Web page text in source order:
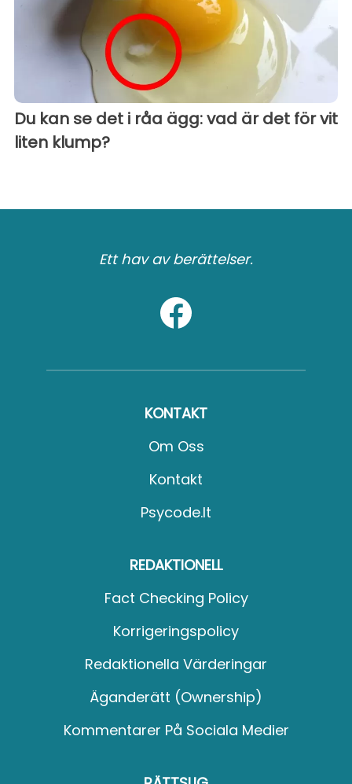
Du kan se det i råa ägg: vad är det för vit
liten klump?
Ett hav av berättelser.
KONTAKT
Om Oss
Kontakt
Psycode.it
REDAKTIONELL
Fact Checking Policy
Korrigeringspolicy
Redaktionella Värderingar
Äganderätt (Ownership)
Kommentarer På Sociala Medier